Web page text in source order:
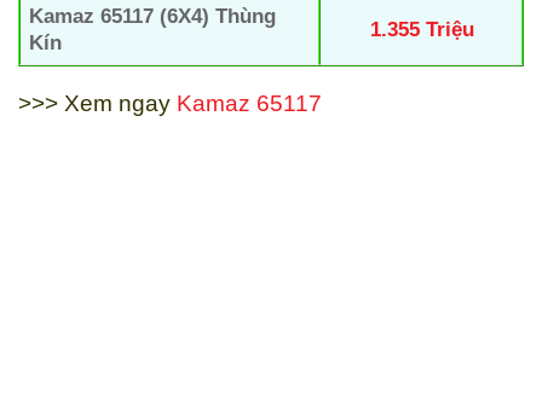
Kamaz 65117 (6X4) Thùng
Kín
1.355 Triệu
>>> Xem ngay Kamaz 65117